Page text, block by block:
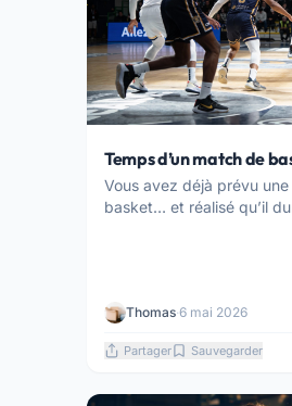
Temps d’un match de
Vous avez déjà prévu
basket… et réalisé qu’il
Thomas·6 mai 2026
Partager Sauvegarder